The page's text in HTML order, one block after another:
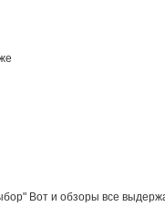
Вот и обзоры все